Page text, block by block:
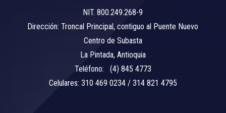
NIT. 800.249.268-9
Dirección: Troncal Principal, contiguo al Puente Nuevo
Centro de Subasta
La Pintada, Antioquia
Teléfono: (4) 845 4773
Celulares: 310 469 0234 / 314 821 4795